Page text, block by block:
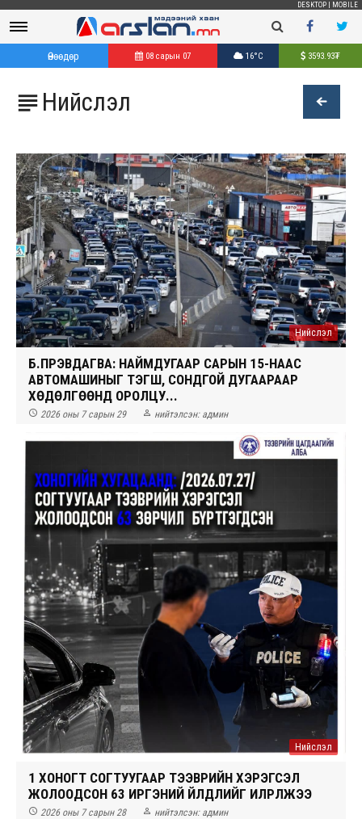
DESKTOP MOBILE
Өнөөдөр 08 сарын 07 16°C 3593.93₮
 Нийслэл
Нийслэл
Б.ПҮРЭВДАГВА: НАЙМДУГААР САРЫН 15-НААС
АВТОМАШИНЫГ ТЭГШ, СОНДГОЙ ДУГААРААР
ХӨДӨЛГӨӨНД ОРОЛЦУ...
 2026 оны 7 сарын 29  нийтэлсэн: админ
Нийслэл
1 ХОНОГТ СОГТУУГААР ТЭЭВРИЙН ХЭРЭГСЭЛ
ЖОЛООДСОН 63 ИРГЭНИЙ ҮЙЛДЛИЙГ ИЛРҮҮЛЖЭЭ
 2026 оны 7 сарын 28  нийтэлсэн: админ